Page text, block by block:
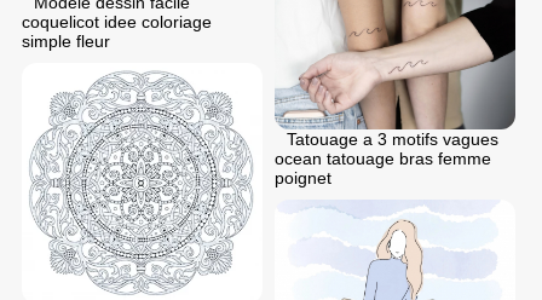
coquelicot idee coloriage
simple fleur
Tatouage a 3 motifs vagues
ocean tatouage bras femme
poignet